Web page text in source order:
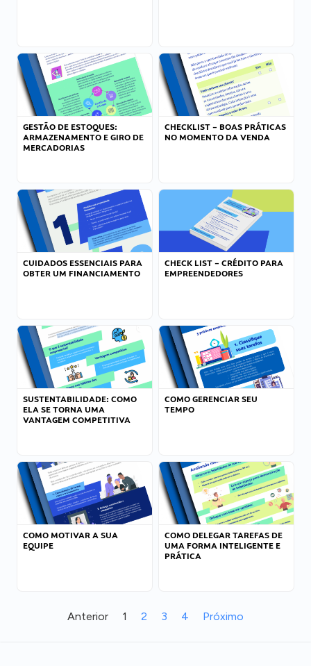
GESTÃO DE ESTOQUES:
ARMAZENAMENTO E GIRO DE
MERCADORIAS
CHECKLIST – BOAS PRÁTICAS
NO MOMENTO DA VENDA
CUIDADOS ESSENCIAIS PARA
OBTER UM FINANCIAMENTO
CHECK LIST – CRÉDITO PARA
EMPREENDEDORES
SUSTENTABILIDADE: COMO
ELA SE TORNA UMA
VANTAGEM COMPETITIVA
COMO GERENCIAR SEU
TEMPO
COMO MOTIVAR A SUA
EQUIPE
COMO DELEGAR TAREFAS DE
UMA FORMA INTELIGENTE E
PRÁTICA
Anterior 1 2 3 4 Próximo